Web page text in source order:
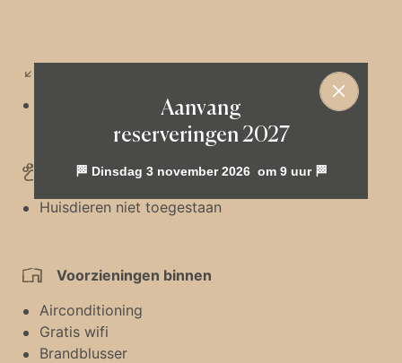
×
Aanvang
reserveringen 2027
🏁 Dinsdag 3 november 2026 om 9 uur 🏁
Totale oppervlakte van 28 m²
Huisdieren
Huisdieren niet toegestaan
Voorzieningen binnen
Airconditioning
Gratis wifi
Brandblusser